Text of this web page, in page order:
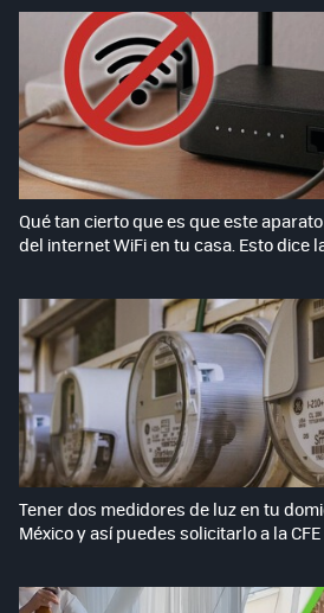
Qué tan cierto que es que este
del internet WiFi en tu casa. Esto dice
Tener dos medidores de luz en tu
México y así puedes solicitarlo a la CFE